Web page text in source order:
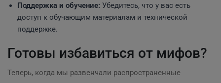
Поддержка и обучение: Убедитесь, что у вас есть
доступ к обучающим материалам и технической
поддержке.
Готовы избавиться от мифов?
Теперь, когда мы развенчали распространенные